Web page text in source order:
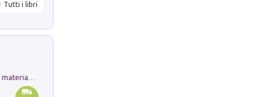
Tutti i libri